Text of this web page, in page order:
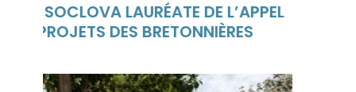
DE L’APPEL
FERME URBAINE À BELLE-
PARTENARIAT ANGERS LOIRE
COCAGNE